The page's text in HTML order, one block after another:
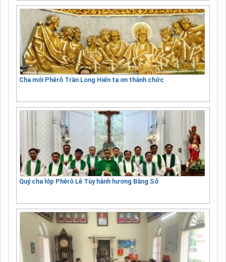
Cha mới Phêrô Trần Long Hiến tạ ơn thánh chức
Quý cha lớp Phêrô Lê Tùy hành hương Bằng Sở